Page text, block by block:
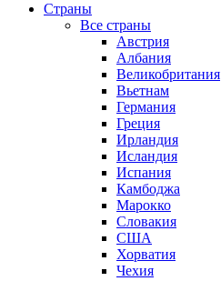
Страны
Все страны
Австрия
Албания
Великобритания
Вьетнам
Германия
Греция
Ирландия
Исландия
Испания
Камбоджа
Марокко
Словакия
США
Хорватия
Чехия